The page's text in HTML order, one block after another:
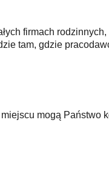
firmach
tam, gdzie
mogą Państwo